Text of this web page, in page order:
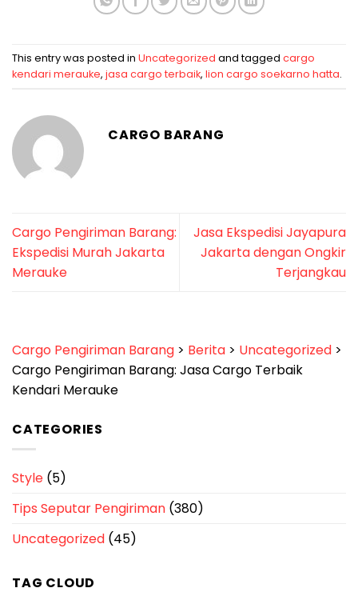
This entry was posted in Uncategorized and tagged cargo
kendari merauke, jasa cargo terbaik, lion cargo soekarno hatta
CARGO BARANG
Cargo Pengiriman Barang:
Ekspedisi Murah Jakarta
Merauke
Jasa Ekspedisi Jayapura
Jakarta dengan Ongkir
Terjangkau
Cargo Pengiriman Barang > Berita > Uncategorized >
Cargo Pengiriman Barang: Jasa Cargo Terbaik
Kendari Merauke
CATEGORIES
Style (5)
Tips Seputar Pengiriman (380)
Uncategorized (45)
TAG CLOUD